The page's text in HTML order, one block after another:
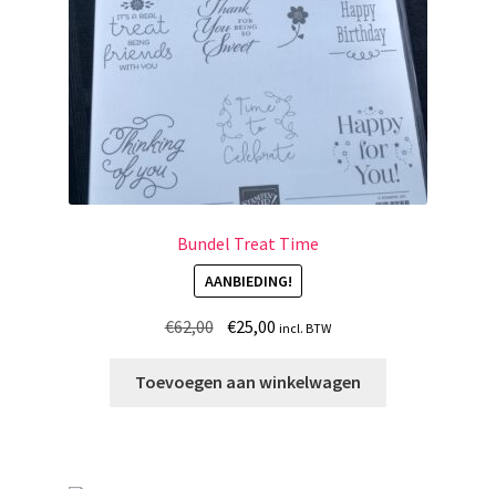
Bundel Treat Time
AANBIEDING!
€62,00 Oorspronkelijke
was:
€25,00 Huidige
is:
incl. BTW
Toevoegen aan winkelwagen